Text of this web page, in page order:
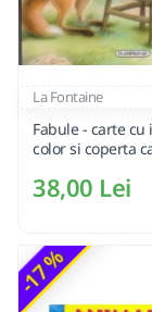
La Fontaine
Fabule - carte
color si coperta
38,00 Lei
-17 %